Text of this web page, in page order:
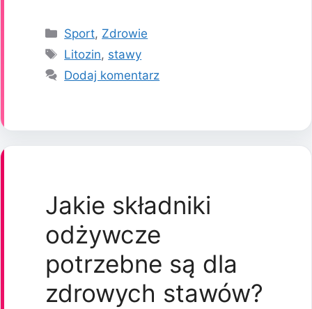
Kategorie
Sport, Zdrowie
Tagi
Litozin, stawy
Dodaj komentarz
Jakie składniki
odżywcze
potrzebne są dla
zdrowych stawów?